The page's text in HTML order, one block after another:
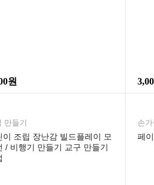
원
만들기
이 조립 장난감 빌드플레이 모
/ 비행기 만들기 교구 만들기
손
페